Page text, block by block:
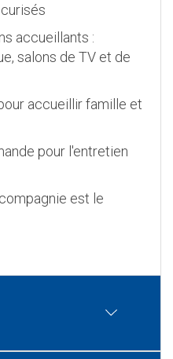
accueillants :
salons de TV et de
accueillir famille et
pour l'entretien
est le